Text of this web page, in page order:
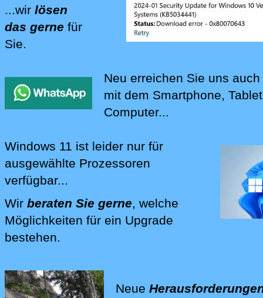
...wir lösen
das gerne für
Sie.
Neu erreichen Sie uns
mit dem Smartphone,
Computer...
Windows 11 ist leider nur für
ausgewählte Prozessoren
verfügbar...
Wir beraten Sie gerne, welche
Möglichkeiten für ein Upgrade
bestehen.
Neue